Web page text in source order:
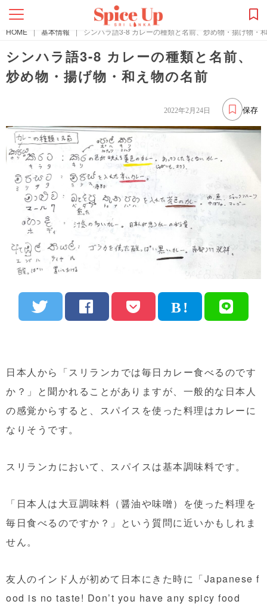
HOME | 基本情報 | シンハラ語3-8 カレーの種類と名前、炒め物・揚げ物・
シンハラ語3-8 カレーの種類と名前、
炒め物・揚げ物・和え物の名前
保存
2022年2月24日
日本人から「スリランカでは毎日カレー食べるのです
か？」と聞かれることがありますが、一般的な日本人
の感覚からすると、スパイスを使った料理はカレーに
なりそうです。
スリランカにおいて、スパイスは基本調味料です。
「日本人は大豆調味料（醤油や味噌）を使った料理を
毎日食べるのですか？」という質問に近いかもしれま
せん。
友人のインド人が初めて日本にきた時に「Japanese f
ood is no taste! Don’t you have any spicy food